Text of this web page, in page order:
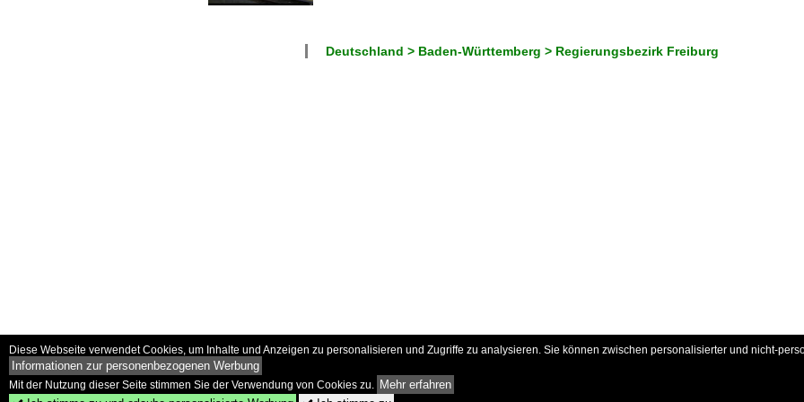
Deutschland > Baden-Württemberg > Regierungsbezirk Freiburg
Diese Webseite verwendet Cookies, um Inhalte und Anzeigen zu personalisieren und Zugriffe zu analysieren. Sie können zwischen personalisierter und nicht-
Informationen zur personenbezogenen Werbung
Mit der Nutzung dieser Seite stimmen Sie der Verwendung von Cookies zu. Mehr erfahren